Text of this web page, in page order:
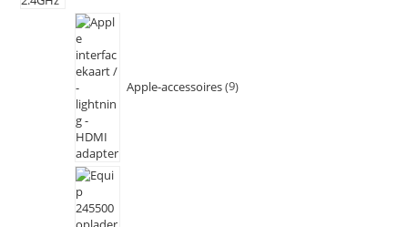
Apple-accessoires 9